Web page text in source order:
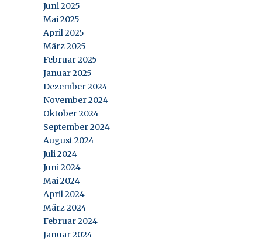
Juni 2025
Mai 2025
April 2025
März 2025
Februar 2025
Januar 2025
Dezember 2024
November 2024
Oktober 2024
September 2024
August 2024
Juli 2024
Juni 2024
Mai 2024
April 2024
März 2024
Februar 2024
Januar 2024